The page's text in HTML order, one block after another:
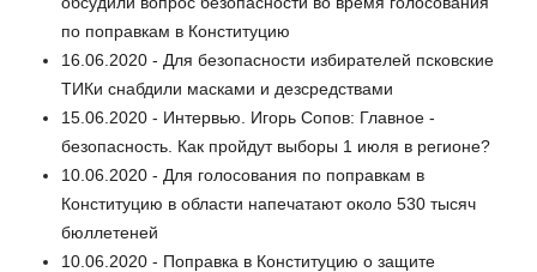
по поправкам в Конституцию
16.06.2020 - Для безопасности избирателей псковские
ТИКи снабдили масками и дезсредствами
15.06.2020 - Интервью. Игорь Сопов: Главное -
безопасность. Как пройдут выборы 1 июля в регионе?
10.06.2020 - Для голосования по поправкам в
Конституцию в области напечатают около 530 тысяч
бюллетеней
10.06.2020 - Поправка в Конституцию о защите